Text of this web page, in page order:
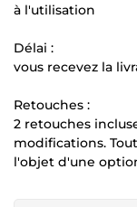
à l'utilisation
Délai :
vous recevez la
Retouches :
2 retouches
modifications.
l'objet d'une